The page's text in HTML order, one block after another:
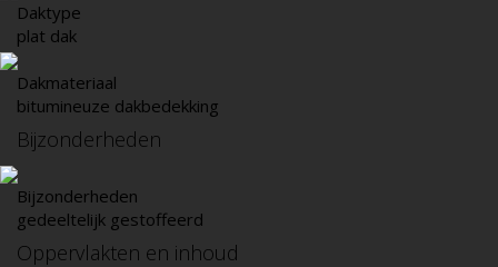
Daktype
plat dak
Dakmateriaal
bitumineuze dakbedekking
Bijzonderheden
Bijzonderheden
gedeeltelijk gestoffeerd
Oppervlakten en inhoud